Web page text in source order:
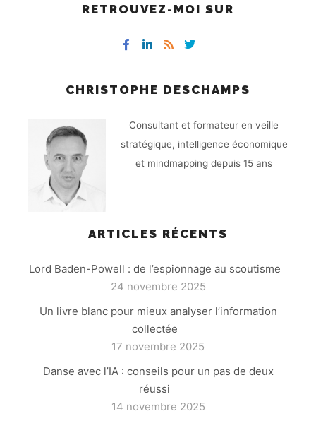
RETROUVEZ-MOI SUR
CHRISTOPHE DESCHAMPS
Consultant et formateur en veille
stratégique, intelligence économique
et mindmapping depuis 15 ans
ARTICLES RÉCENTS
Lord Baden-Powell : de l’espionnage au scoutisme
24 novembre 2025
Un livre blanc pour mieux analyser l’information
collectée
17 novembre 2025
Danse avec l’IA : conseils pour un pas de deux
réussi
14 novembre 2025